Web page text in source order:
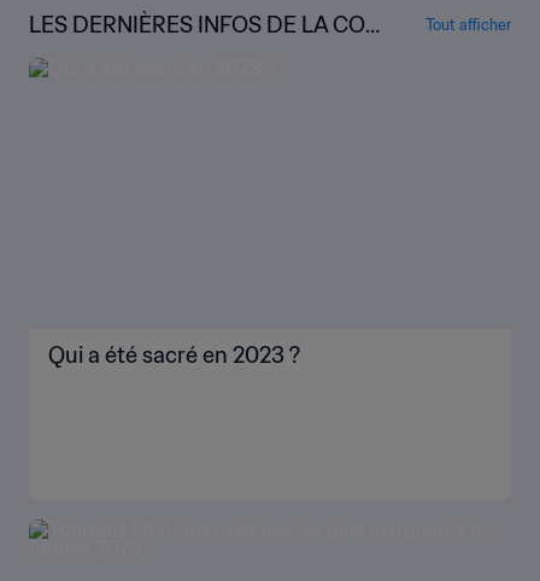
LES DERNIÈRES INFOS DE LA COU
PE DU MONDE U-20 DE LA FIFA
Tout afficher
Qui a été sacré en 2023 ?